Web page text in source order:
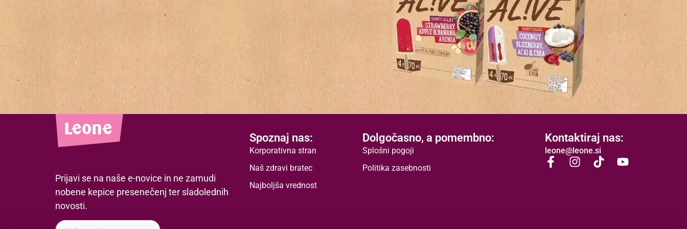
Prijavi se na naše e-novice in ne zamudi
nobene kepice presenečenj ter sladolednih
novosti.
Spoznaj nas:
Korporativna stran
Naš zdravi bratec
Najboljša vrednost
Dolgočasno, a pomembno:
Splošni pogoji
Politika zasebnosti
Kontaktiraj nas:
leone@leone.si